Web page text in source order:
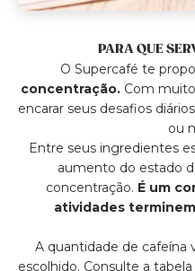
PARA QUE
O Supercafé te
concentração. Com
encarar seus desafios
ou
Entre seus ingredientes
aumento do estado
concentração. É um
atividades
A quantidade de cafeína
escolhido. Consulte a